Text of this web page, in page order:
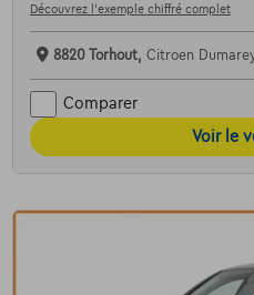
Découvrez l’exemple chiffré complet
8820 Torhout, Citroen
Comparer
Voir le